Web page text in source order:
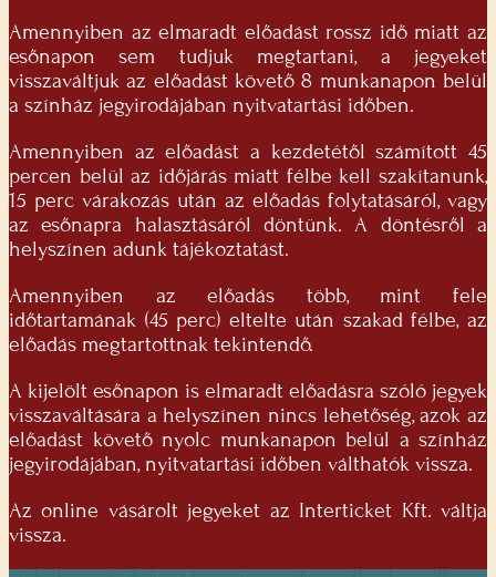
Amennyiben az elmaradt előadást rossz idő miatt az
esőnapon sem tudjuk megtartani, a jegyeket
visszaváltjuk az előadást követő 8 munkanapon belül
a színház jegyirodájában nyitvatartási időben.
Amennyiben az előadást a kezdetétől számított 45
percen belül az időjárás miatt félbe kell szakítanunk,
15 perc várakozás után az előadás folytatásáról, vagy
az esőnapra halasztásáról döntünk. A döntésről a
helyszínen adunk tájékoztatást.
Amennyiben az előadás több, mint fele
időtartamának (45 perc) eltelte után szakad félbe, az
előadás megtartottnak tekintendő.
A kijelölt esőnapon is elmaradt előadásra szóló jegyek
visszaváltására a helyszínen nincs lehetőség, azok az
előadást követő nyolc munkanapon belül a színház
jegyirodájában, nyitvatartási időben válthatók vissza.
Az online vásárolt jegyeket az Interticket Kft. váltja
vissza.